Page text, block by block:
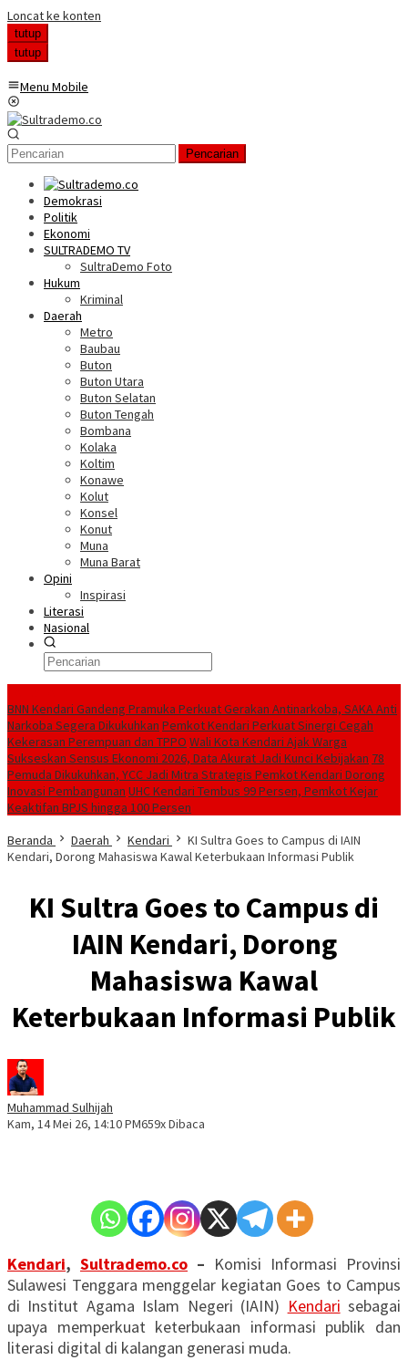
Loncat ke konten
tutup
tutup
Menu Mobile
Pencarian
Demokrasi
Politik
Ekonomi
SULTRADEMO TV
SultraDemo Foto
Hukum
Kriminal
Daerah
Metro
Baubau
Buton
Buton Utara
Buton Selatan
Buton Tengah
Bombana
Kolaka
Koltim
Konawe
Kolut
Konsel
Konut
Muna
Muna Barat
Opini
Inspirasi
Literasi
Nasional
BNN Kendari Gandeng Pramuka Perkuat Gerakan Antinarkoba, SAKA Anti
Narkoba Segera Dikukuhkan Pemkot Kendari Perkuat Sinergi Cegah
Kekerasan Perempuan dan TPPO Wali Kota Kendari Ajak Warga
Sukseskan Sensus Ekonomi 2026, Data Akurat Jadi Kunci Kebijakan 78
Pemuda Dikukuhkan, YCC Jadi Mitra Strategis Pemkot Kendari Dorong
Inovasi Pembangunan UHC Kendari Tembus 99 Persen, Pemkot Kejar
Keaktifan BPJS hingga 100 Persen
Beranda
Daerah Kendari
KI Sultra Goes to Campus di IAIN
Kendari, Dorong Mahasiswa Kawal Keterbukaan Informasi Publik
KI Sultra Goes to Campus di
IAIN Kendari, Dorong
Mahasiswa Kawal
Keterbukaan Informasi Publik
Muhammad Sulhijah
Kam, 14 Mei 26, 14:10 PM659x Dibaca
Kendari, Sultrademo.co – Komisi Informasi Provinsi
Sulawesi Tenggara menggelar kegiatan Goes to Campus
di Institut Agama Islam Negeri (IAIN) Kendari sebagai
upaya memperkuat keterbukaan informasi publik dan
literasi digital di kalangan generasi muda.